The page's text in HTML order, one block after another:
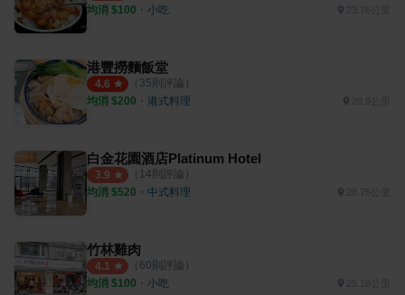
均消 $100 ・ 小吃
港豐撈麵飯堂
4.6 （ 35則評論）
均消 $200 ・ 港式料理
白金花園酒店Platinum Hotel
3.9 （ 14則評論）
均消 $520 ・ 中式料理 28.75公里
竹林雞肉
4.1 （ 60則評論）
均消 $100 ・ 小吃 25.18公里